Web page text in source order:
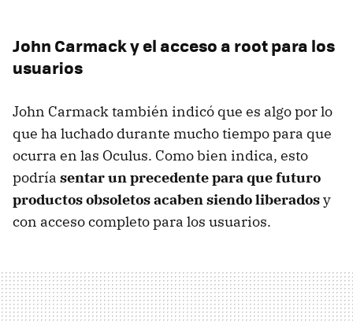
John Carmack y el acceso a root para los
usuarios
John Carmack también indicó que es algo por lo
que ha luchado durante mucho tiempo para que
ocurra en las Oculus. Como bien indica, esto
podría sentar un precedente para que futuro
productos obsoletos acaben siendo liberadosy
con acceso completo para los usuarios.